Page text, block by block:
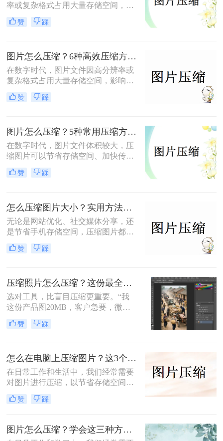
率或复杂格式占用大量存储空间，影
响传输和加载速度。掌握高效压缩方
法不仅能节省空间，还能提升用户体
平衡画质与体积。
赞 踩
图片怎么压缩？6种高效压缩方法分享！
在数字时代，图片文件因高分辨率或
复杂格式占用大量存储空间，影响传
输和加载速度。那么图片怎么压缩
呢？本文总结了6种高效压缩方法，
赞 踩
图片怎么压缩？5种常用压缩方法详解！
在数字时代，图片文件体积较大，压
缩图片可以节省存储空间、加快传输
速度或适应社交媒体、邮件等平台的
文件大小限制。那么图片怎么压缩
赞 踩
怎么压缩图片大小？实用方法分享（覆盖6种场景+参数优化+避坑技巧）！
无论是网站优化、社交媒体分享，还
是节省手机存储空间，压缩图片都是
刚需。那么怎么压缩图片大小呢？本
文从零基础小白到技术开发者，系统
赞 踩
压缩照片怎么压缩？这份最全压缩指南，小白也能轻松降80%！
选对工具，比盲目压缩更重要。“我
这份产品图20MB，客户急要，微信
死活发不出去！”一位做电商的朋友
半夜给我发来消息。这场景，想必很
赞 踩
怎么在电脑上压缩图片？这3个压缩方法分享！
在日常工作和生活中，我们经常需要
对图片进行压缩，以节省存储空间或
加快图片上传速度。那么怎么在电脑
上压缩图片呢？本文将介绍三种在电
赞 踩
图片怎么压缩？学会这三种方法轻松完成压缩！